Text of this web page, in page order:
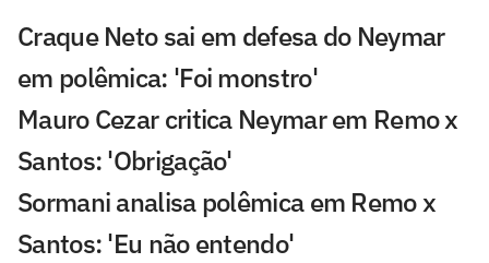
Craque Neto sai em defesa do Neymar
em polêmica: 'Foi monstro'
Mauro Cezar critica Neymar em Remo x
Santos: 'Obrigação'
Sormani analisa polêmica em Remo x
Santos: 'Eu não entendo'